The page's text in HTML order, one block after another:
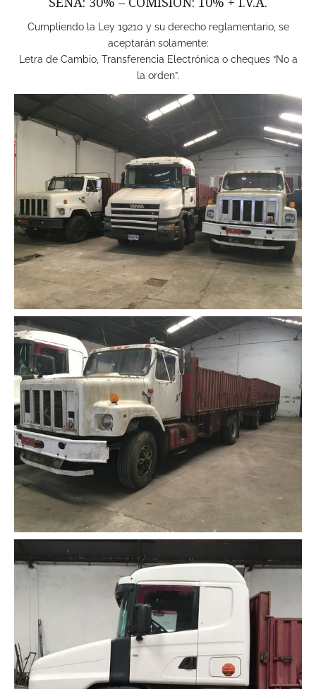
Cumpliendo la Ley 19210 y su derecho reglamentario, se
aceptarán solamente:
Letra de Cambio, Transferencia Electrónica o cheques “No a
la orden”.